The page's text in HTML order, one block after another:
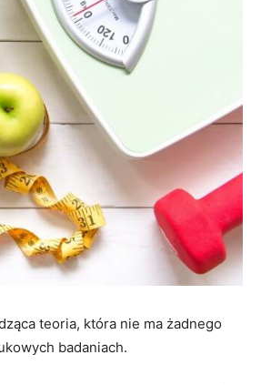
teoria, która nie ma żadnego
badaniach.